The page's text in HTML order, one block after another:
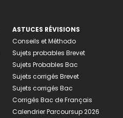
ASTUCES RÉVISIONS
Conseils et Méthodo
Sujets probables Brevet
Sujets Probables Bac
Sujets corrigés Brevet
Sujets corrigés Bac
Corrigés Bac de Français
Calendrier Parcoursup 2026